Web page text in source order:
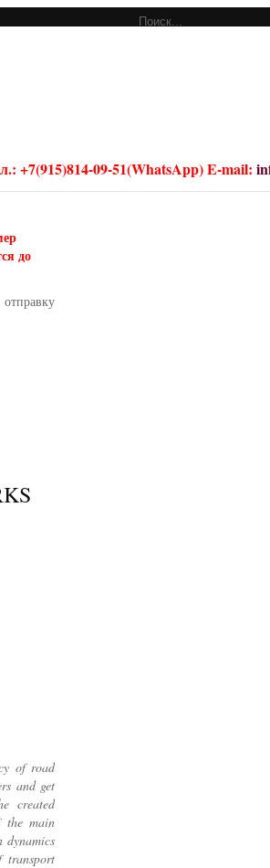
+7(915)814-09-51(WhatsApp) E-mail:
до
of road
and get
created
the main
transport